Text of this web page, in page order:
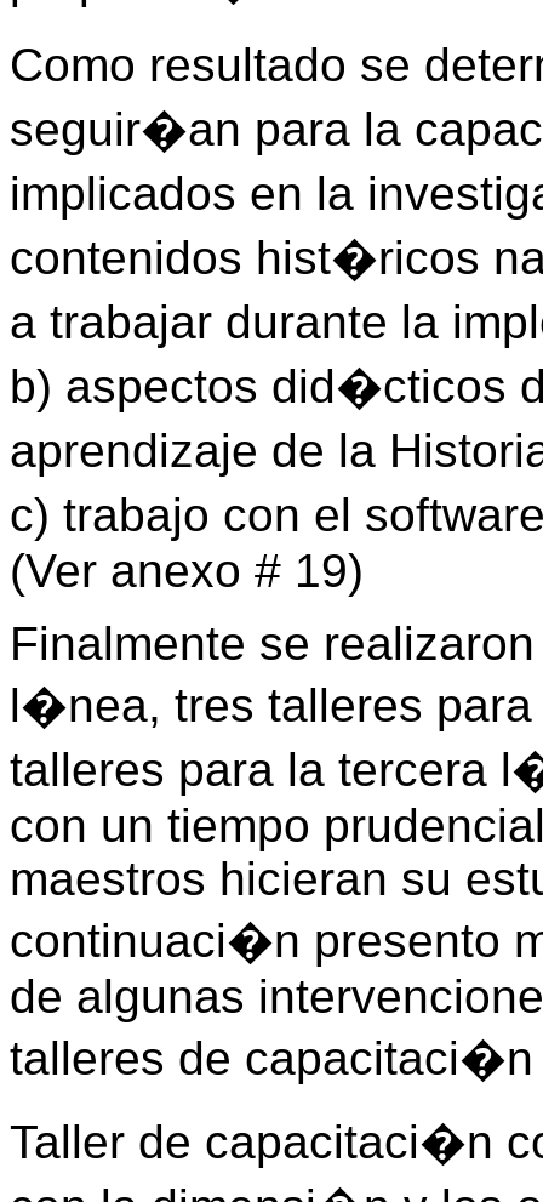
Como resultado se
seguir�an para la
implicados en la
contenidos hist�ricos
a trabajar durante la
b) aspectos did�cticos
aprendizaje de la
c) trabajo con el
(Ver anexo # 19)
Finalmente se
l�nea, tres talleres
talleres para la tercera
con un tiempo
maestros hicieran su
continuaci�n presento
de algunas
talleres de capacitaci�n
Taller de capacitaci�n